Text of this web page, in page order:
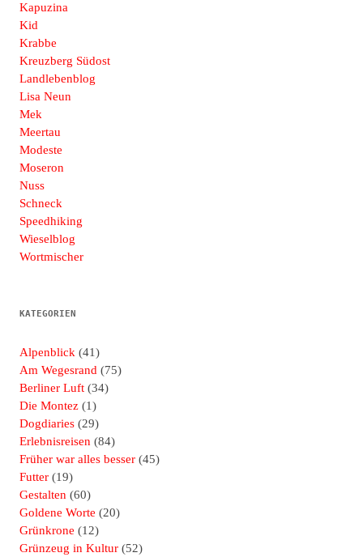
Kapuzina
Kid
Krabbe
Kreuzberg Südost
Landlebenblog
Lisa Neun
Mek
Meertau
Modeste
Moseron
Nuss
Schneck
Speedhiking
Wieselblog
Wortmischer
KATEGORIEN
Alpenblick (41)
Am Wegesrand (75)
Berliner Luft (34)
Die Montez (1)
Dogdiaries (29)
Erlebnisreisen (84)
Früher war alles besser (45)
Futter (19)
Gestalten (60)
Goldene Worte (20)
Grünkrone (12)
Grünzeug in Kultur (52)